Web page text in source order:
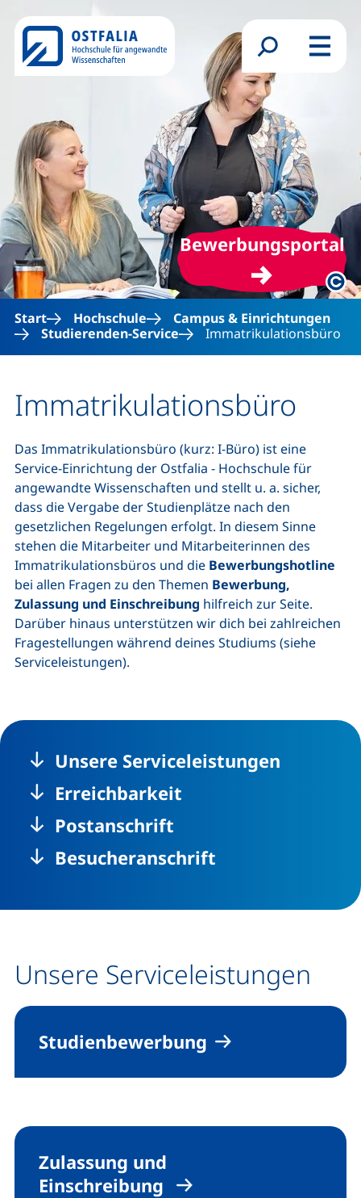
Suchformular
Menü
Bewerbungsportal
Start
Hochschule
Campus & Einrichtungen
Studierenden-Service
Immatrikulationsbüro
Immatrikulationsbüro
Das Immatrikulationsbüro (kurz: I-Büro) ist eine
Service-Einrichtung der Ostfalia - Hochschule für
angewandte Wissenschaften und stellt u. a. sicher,
dass die Vergabe der Studienplätze nach den
gesetzlichen Regelungen erfolgt. In diesem Sinne
stehen die Mitarbeiter und Mitarbeiterinnen des
Immatrikulationsbüros und die Bewerbungshotline
bei allen Fragen zu den Themen Bewerbung,
Zulassung und Einschreibung hilfreich zur Seite.
Darüber hinaus unterstützen wir dich bei zahlreichen
Fragestellungen während deines Studiums (siehe
Serviceleistungen).
Unsere Serviceleistungen
Erreichbarkeit
Postanschrift
Besucheranschrift
Unsere Serviceleistungen
Studienbewerbung
Zulassung und
Einschreibung